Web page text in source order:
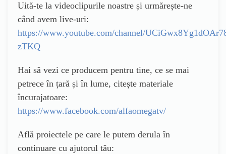
Uită-te la videoclipurile noastre și urmărește-ne
când avem live-uri:
https://www.youtube.com/channel/
zTKQ
Hai să vezi ce producem pentru tine, ce se mai
petrece în țară și în lume, citește materiale
încurajatoare:
https://www.facebook.com/alfaomegatv/
Află proiectele pe care le putem derula în
continuare cu ajutorul tău: